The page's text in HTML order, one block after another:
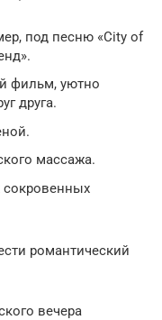
под песню «City of
фильм, уютно
друга.
массажа.
сокровенных
романтический
вечера